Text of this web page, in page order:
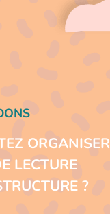
ORGANISER
LECTURE
?